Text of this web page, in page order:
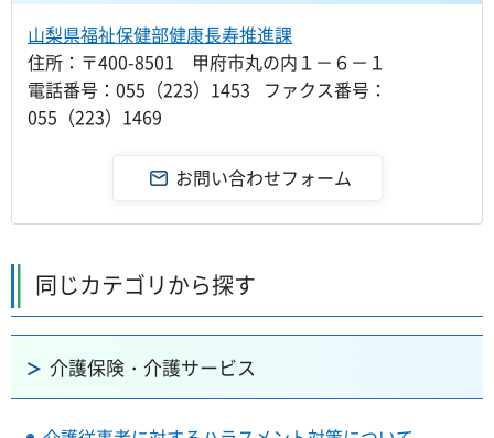
山梨県福祉保健部健康長寿推進課
住所：〒400-8501 甲府市丸の内１－６－１
電話番号：055（223）1453 ファクス番号：
055（223）1469
同じカテゴリから探す
介護保険・介護サービス